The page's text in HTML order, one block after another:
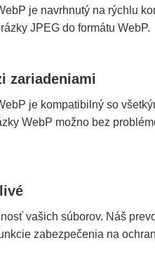
je navrhnutý na rýchlu
JPEG do formátu WebP.
zariadeniami
je kompatibilný so
WebP možno bez
vašich súborov. Náš
zabezpečenia na